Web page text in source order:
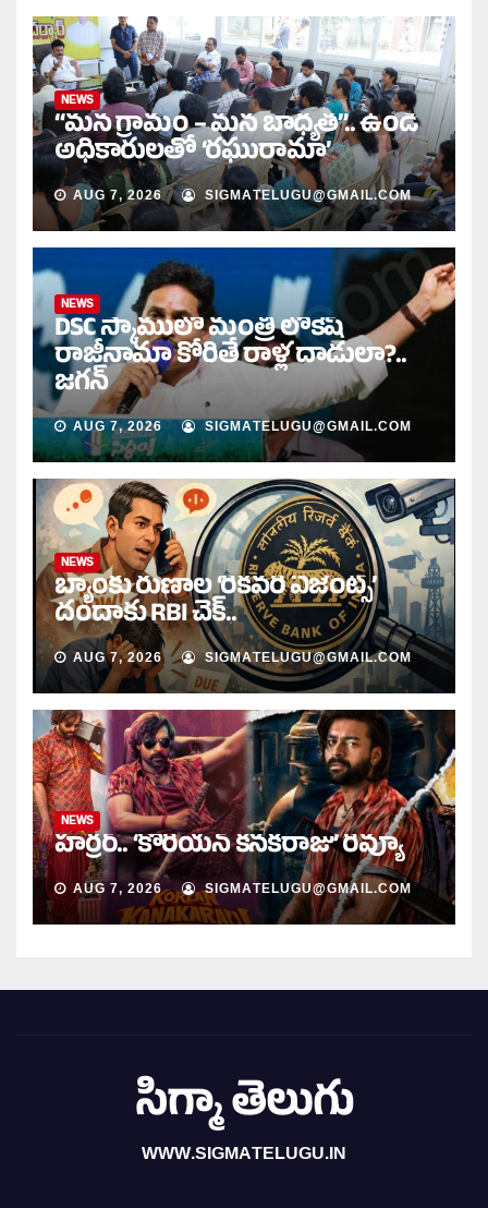
NEWS
“మన గ్రామం – మన బాధ్యత”.. ఉండి
అధికారులతో ‘రఘురామా’
AUG 7, 2026 SIGMATELUGU@GMAIL.COM
NEWS
DSC స్కాములో మంత్రి లోకేష్
రాజీనామా కోరితే రాళ్ల దాడులా?..
జగన్
AUG 7, 2026 SIGMATELUGU@GMAIL.COM
NEWS
బ్యాంకు రుణాల ‘రికవరీ ఏజెంట్స్’
దందాకు RBI చెక్..
AUG 7, 2026 SIGMATELUGU@GMAIL.COM
NEWS
హర్రర్.. ‘కొరియన్ కనకరాజు’ రివ్యూ
AUG 7, 2026 SIGMATELUGU@GMAIL.COM
సిగ్మా తెలుగు
WWW.SIGMATELUGU.IN